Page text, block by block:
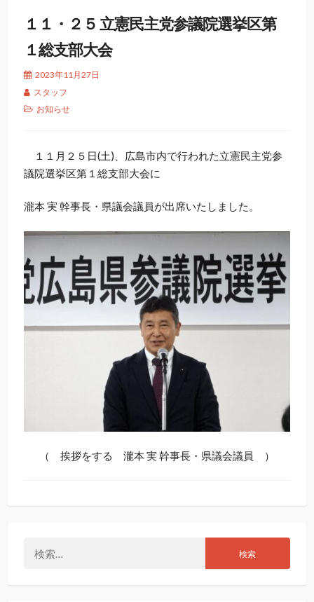
１１・２５ 立憲民主党参議院選挙区第
１総支部大会
2023年11月27日
スタッフ
お知らせ
１１月２５日(土)、広島市内で行われた立憲民主党参
議院選挙区第１総支部大会に
瀧本 実 幹事長・県議会議員が出席いたしました。
（ 挨拶をする 瀧本 実 幹事長・県議会議員 ）